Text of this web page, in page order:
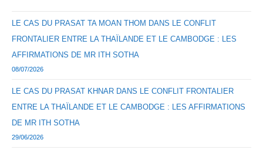
LE CAS DU PRASAT TA MOAN THOM DANS LE CONFLIT
FRONTALIER ENTRE LA THAÏLANDE ET LE CAMBODGE : LES
AFFIRMATIONS DE MR ITH SOTHA
08/07/2026
LE CAS DU PRASAT KHNAR DANS LE CONFLIT FRONTALIER
ENTRE LA THAÏLANDE ET LE CAMBODGE : LES AFFIRMATIONS
DE MR ITH SOTHA
29/06/2026